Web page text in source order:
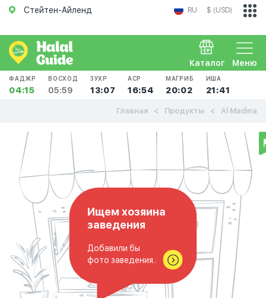
Стейтен-Айленд RU $ (USD)
Меню
Каталог
ФАДЖР
04:15
ВОСХОД
05:59
ЗУХР
13:07
АСР
16:54
МАГРИБ
20:02
ИША
21:41
Главная Продукты Al Madina
Ищем хозяина
заведения
Добавили бы
фото заведения..